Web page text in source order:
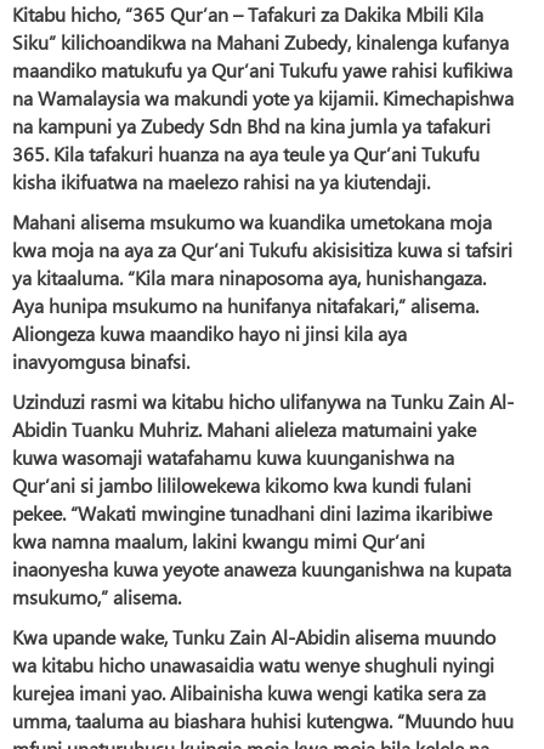
Kitabu hicho, “365 Qur’an – Tafakuri za Dakika Mbili Kila
Siku” kilichoandikwa na Mahani Zubedy, kinalenga kufanya
maandiko matukufu ya Qur’ani Tukufu yawe rahisi kufikiwa
na Wamalaysia wa makundi yote ya kijamii. Kimechapishwa
na kampuni ya Zubedy Sdn Bhd na kina jumla ya tafakuri
365. Kila tafakuri huanza na aya teule ya Qur’ani Tukufu
kisha ikifuatwa na maelezo rahisi na ya kiutendaji.
Mahani alisema msukumo wa kuandika umetokana moja
kwa moja na aya za Qur’ani Tukufu akisisitiza kuwa si tafsiri
ya kitaaluma. “Kila mara ninaposoma aya, hunishangaza.
Aya hunipa msukumo na hunifanya nitafakari,” alisema.
Aliongeza kuwa maandiko hayo ni jinsi kila aya
inavyomgusa binafsi.
Uzinduzi rasmi wa kitabu hicho ulifanywa na Tunku Zain Al-
Abidin Tuanku Muhriz. Mahani alieleza matumaini yake
kuwa wasomaji watafahamu kuwa kuunganishwa na
Qur’ani si jambo lililowekewa kikomo kwa kundi fulani
pekee. “Wakati mwingine tunadhani dini lazima ikaribiwe
kwa namna maalum, lakini kwangu mimi Qur’ani
inaonyesha kuwa yeyote anaweza kuunganishwa na kupata
msukumo,” alisema.
Kwa upande wake, Tunku Zain Al-Abidin alisema muundo
wa kitabu hicho unawasaidia watu wenye shughuli nyingi
kurejea imani yao. Alibainisha kuwa wengi katika sera za
umma, taaluma au biashara huhisi kutengwa. “Muundo huu